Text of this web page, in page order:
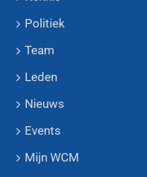
Politiek
Team
Leden
Nieuws
Events
Mijn WCM